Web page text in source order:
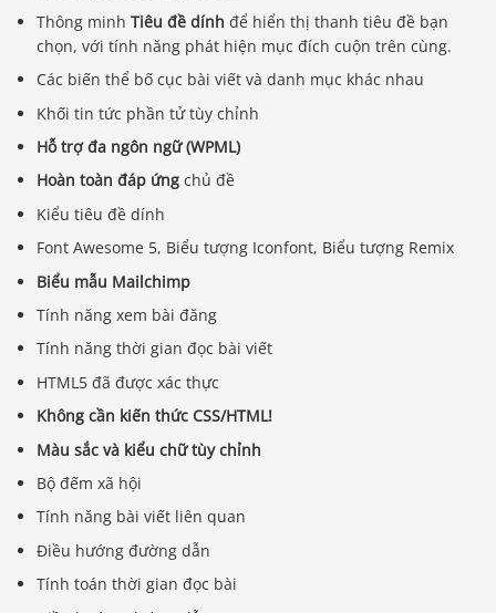
Thông minhTiêu đề dính để hiển thị thanh tiêu đề bạn
chọn, với tính năng phát hiện mục đích cuộn trên cùng.
Các biến thể bố cục bài viết và danh mục khác nhau
Khối tin tức phần tử tùy chỉnh
Hỗ trợ đa ngôn ngữ (WPML)
Hoàn toàn đáp ứng chủ đề
Kiểu tiêu đề dính
Font Awesome 5, Biểu tượng Iconfont, Biểu tượng Remix
Biểu mẫu Mailchimp
Tính năng xem bài đăng
Tính năng thời gian đọc bài viết
HTML5 đã được xác thực
Không cần kiến ​​thức CSS/HTML!
Màu sắc và kiểu chữ tùy chỉnh
Bộ đếm xã hội
Tính năng bài viết liên quan
Điều hướng đường dẫn
Tính toán thời gian đọc bài